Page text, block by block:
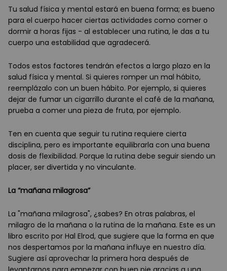
Tu salud física y mental estará en buena forma; es bueno
para el cuerpo hacer ciertas actividades como comer o
dormir a horas fijas - al establecer una rutina, le das a tu
cuerpo una estabilidad que agradecerá.
Todos estos factores tendrán efectos a largo plazo en la
salud física y mental. Si quieres romper un mal hábito,
reemplázalo con un buen hábito. Por ejemplo, si quieres
dejar de fumar un cigarrillo durante el café de la mañana,
prueba a comer una pieza de fruta, por ejemplo.
Ten en cuenta que seguir tu rutina requiere cierta
disciplina, pero es importante equilibrarla con una buena
dosis de flexibilidad. Porque la rutina debe seguir siendo un
placer, ser divertida y no vinculante.
La “mañana milagrosa”
La "mañana milagrosa", ¿sabes? En otras palabras, el
milagro de la mañana o la rutina de la mañana. Este es un
libro escrito por Hal Elrod, que sugiere que la forma en que
nos despertamos por la mañana influye en nuestro día.
Sugiere así aprovechar la primera hora después de